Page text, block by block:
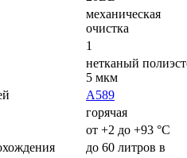
механическая
очистка
1
нетканый
5 мкм
А589
горячая
от +2 до +93 °C
до 60 литров в